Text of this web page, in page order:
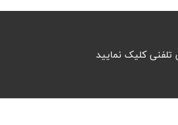
کلیک نمایید